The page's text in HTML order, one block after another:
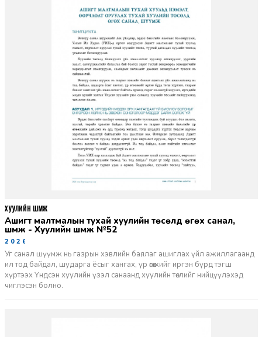
Ашигт малтмалын тухай хуулийн төсөлд өгөх санал,
шүүмж - Хуулийн шүүмж №52
2026-06-29
Уг санал шүүмж нь газрын хэвлийн баялаг ашиглах үйл ажиллагаанд
ил тод байдал, шударга ёсыг хангах, үр өгөөжийг иргэн бүрд тэгш
хүртээх Үндсэн хуулийн үзэл санаанд хуулийн төслийг нийцүүлэхэд
чиглэсэн болно.
ХУУЛИЙН ШҮҮМЖ